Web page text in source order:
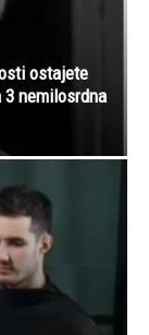
ostajete
nemilosrdna